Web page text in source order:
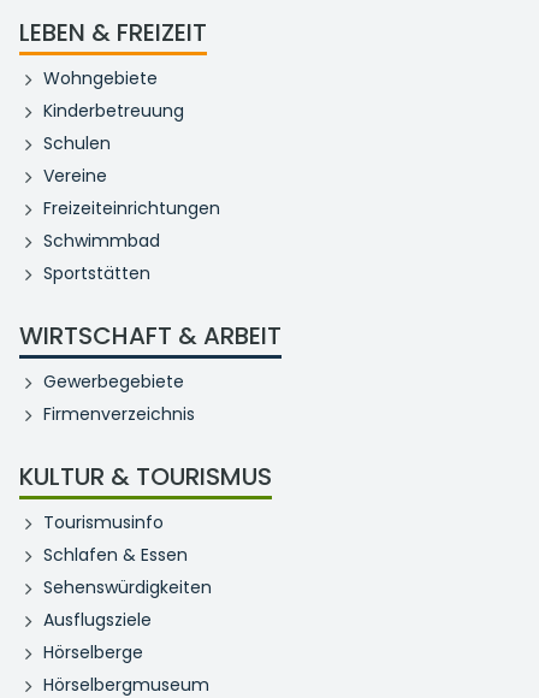
LEBEN & FREIZEIT
Wohngebiete
Kinderbetreuung
Schulen
Vereine
Freizeiteinrichtungen
Schwimmbad
Sportstätten
WIRTSCHAFT & ARBEIT
Gewerbegebiete
Firmenverzeichnis
KULTUR & TOURISMUS
Tourismusinfo
Schlafen & Essen
Sehenswürdigkeiten
Ausflugsziele
Hörselberge
Hörselbergmuseum